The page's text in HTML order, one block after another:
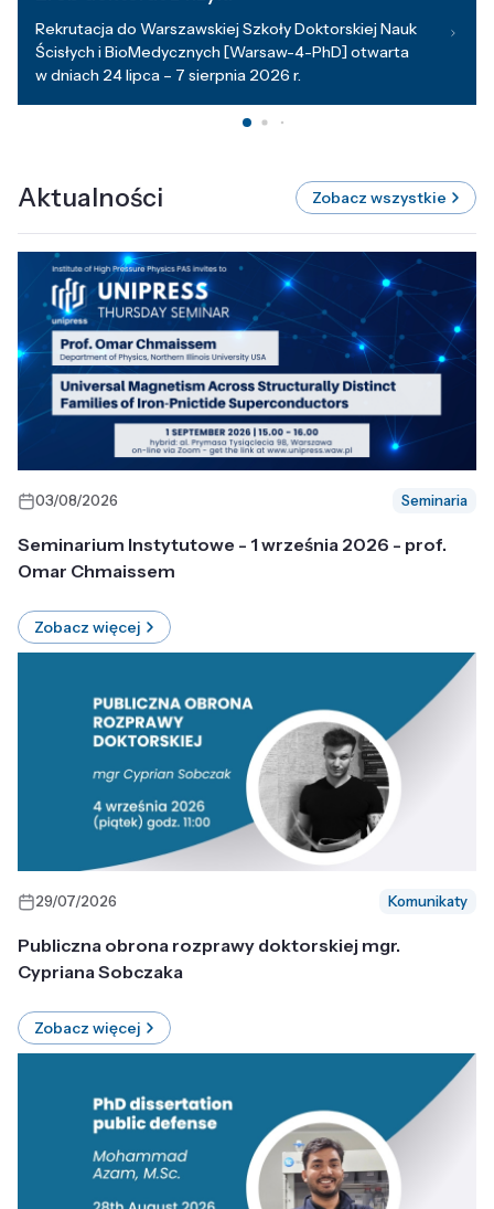
Rekrutacja do Warszawskiej Szkoły Doktorskiej Nauk
Ścisłych i BioMedycznych [Warsaw-4-PhD] otwarta
w dniach 24 lipca – 7 sierpnia 2026 r.
Aktualności Zobacz wszystkie
03/08/2026 Seminaria
Seminarium Instytutowe - 1 września 2026 - prof.
Omar Chmaissem
Zobacz więcej
29/07/2026 Komunikaty
Publiczna obrona rozprawy doktorskiej mgr.
Cypriana Sobczaka
Zobacz więcej